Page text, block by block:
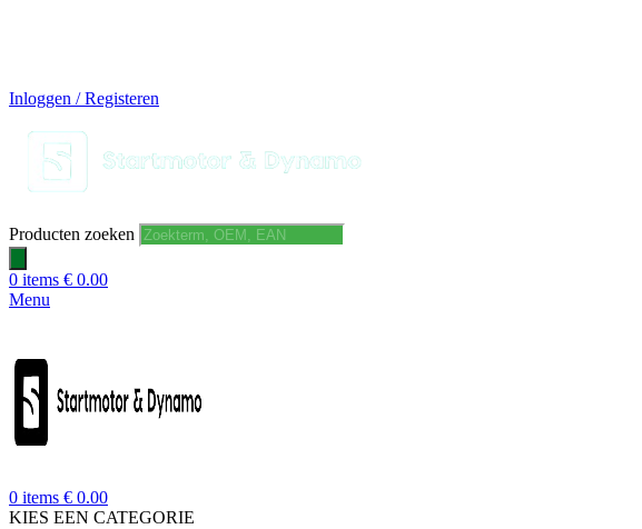
Inloggen / Registeren
Producten zoeken
0 items € 0.00
Menu
0 items € 0.00
KIES EEN CATEGORIE